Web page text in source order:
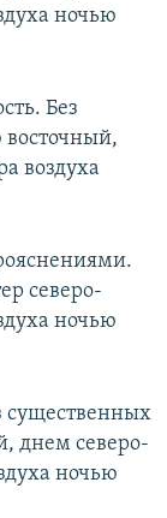
ночью
Без
восточный,
воздуха
северо-
ночью
существенных
днем северо-
ночью